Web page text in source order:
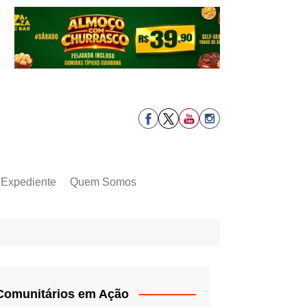
Expediente Quem Somos
em Ação